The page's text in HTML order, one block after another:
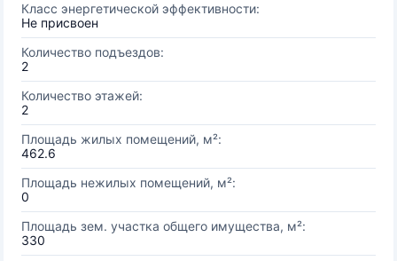
Класс энергетической эффективности:
Не присвоен
Количество подъездов:
2
Количество этажей:
2
Площадь жилых помещений, м²:
462.6
Площадь нежилых помещений, м²:
0
Площадь зем. участка общего имущества, м²:
330